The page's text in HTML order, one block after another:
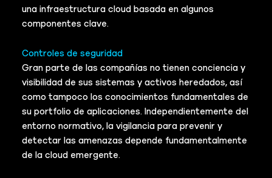
una infraestructura cloud basada en algunos
componentes clave.
Controles de seguridad
Gran parte de las compañías no tienen conciencia y
visibilidad de sus sistemas y activos heredados, así
como tampoco los conocimientos fundamentales de
su portfolio de aplicaciones. Independientemente del
entorno normativo, la vigilancia para prevenir y
detectar las amenazas depende fundamentalmente
de la cloud emergente.